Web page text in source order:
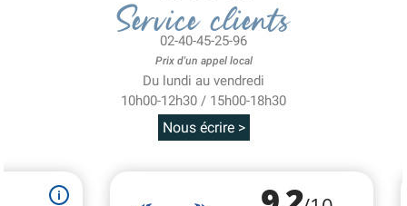
Service clients
02-40-45-25-96
Prix d'un appel local
Du lundi au vendredi
10h00-12h30 / 15h00-18h30
Nous écrire >